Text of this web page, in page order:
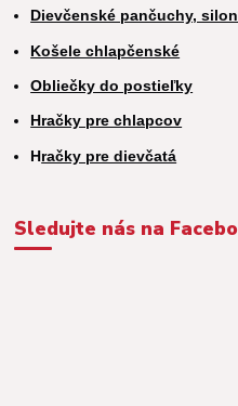
Dievčenské pančuchy,
Košele chlapčenské
Obliečky do postieľky
Hračky pre chlapcov
Hračky pre dievčatá
Sledujte nás na